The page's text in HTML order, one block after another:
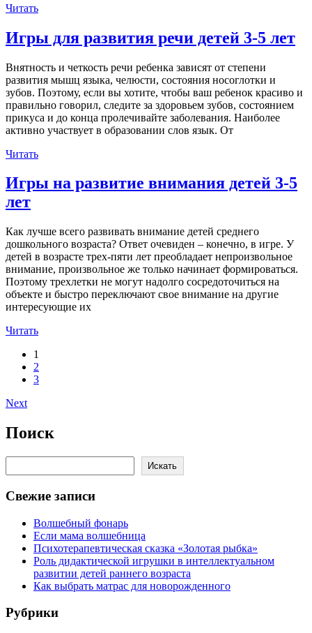
Читать
Игры для развития речи детей 3-5 лет
Внятность и четкость речи ребенка зависят от степени
развития мышц языка, челюсти, состояния носоглотки и
зубов. Поэтому, если вы хотите, чтобы ваш ребенок красиво и
правильно говорил, следите за здоровьем зубов, состоянием
прикуса и до конца пролечивайте заболевания. Наиболее
активно участвует в образовании слов язык. От
Читать
Игры на развитие внимания детей 3-5
лет
Как лучше всего развивать внимание детей среднего
дошкольного возраста? Ответ очевиден – конечно, в игре. У
детей в возрасте трех-пяти лет преобладает непроизвольное
внимание, произвольное же только начинает формироваться.
Поэтому трехлетки не могут надолго сосредоточиться на
объекте и быстро переключают свое внимание на другие
интересующие их
Читать
1
2
3
Next
Поиск
Искать
Свежие записи
Волшебный фонарь
Если мама волшебница
Психотерапевтическая сказка «Золотая рыбка»
Роль дидактической игрушки в интеллектуальном
развитии детей раннего возраста
Как выбрать матрас для новорожденного
Рубрики